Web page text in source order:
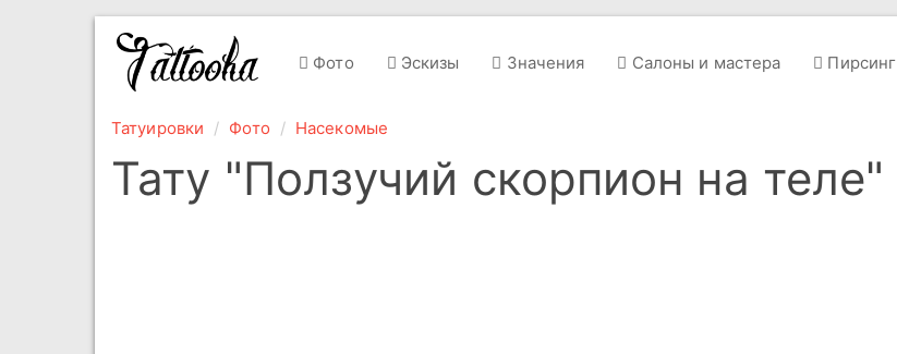
Фото Эскизы Значения Салоны и мастера Пирсинг
Татуировки Фото Насекомые
Тату "Ползучий скорпион на теле"